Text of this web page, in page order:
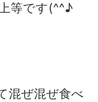
等です(^^♪
混ぜ混ぜ食べ